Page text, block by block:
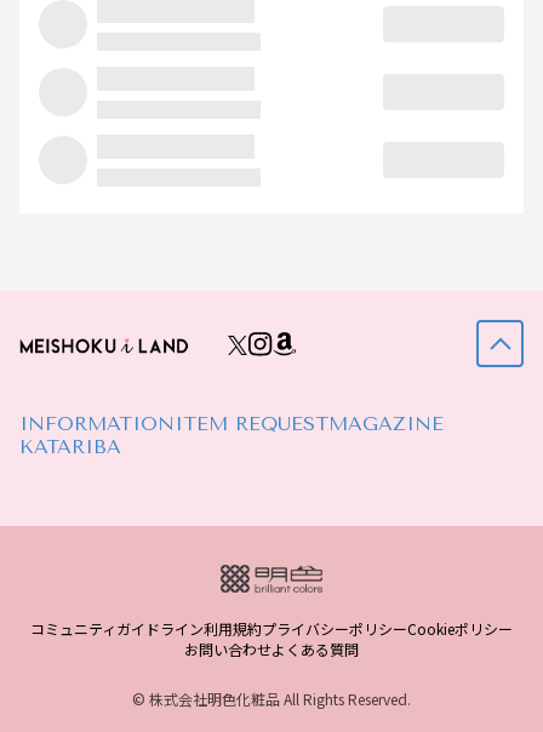
INFORMATION ITEM REQUESTMAGAZINE
KATARIBA
コミュニティガイドライン利用規約プライバシーポリシーCookieポリシー
お問い合わせよくある質問
© 株式会社明色化粧品 All Rights Reserved.